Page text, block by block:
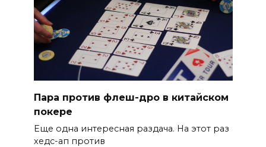
Пара против флеш-дро в китайском
покере
Еще одна интересная раздача. На этот раз
хедс-ап против